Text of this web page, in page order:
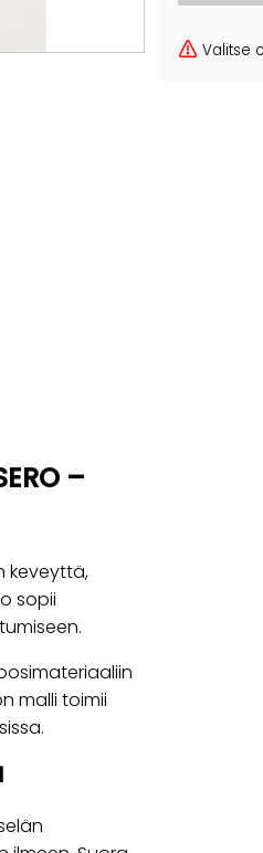
Valitse
–
keveyttä,
sopii
malli toimii